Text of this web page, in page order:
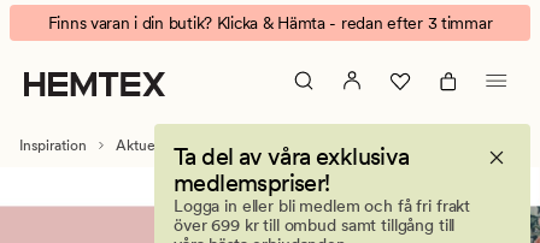
Kalendergåvor
Animerad
banner.
Klicka
på
Finns varan i din butik? Klicka & Hämta - redan efter 3 timmar
Ta del av våra exklusiva
medlemspriser!
Logga in eller bli medlem och få fri frakt
över 699 kr till ombud samt tillgång till
Inspiration Aktuellt Jul Kalendergåvor